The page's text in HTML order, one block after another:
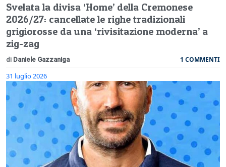
Svelata la divisa ‘Home’ della Cremonese
2026/27: cancellate le righe tradizionali
grigiorosse da una ‘rivisitazione moderna’ a
zig-zag
di Daniele Gazzaniga 1 COMMENTI
31 luglio 2026